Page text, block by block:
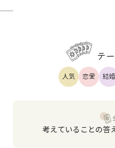
テ
人気 恋愛 結婚
考えていることの答